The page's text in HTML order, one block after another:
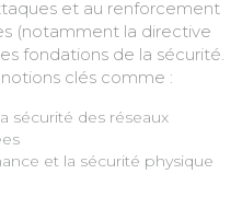
et au renforcement
(notamment la directive
fondations de la sécurité.
clés comme :
sécurité des réseaux
et la sécurité physique